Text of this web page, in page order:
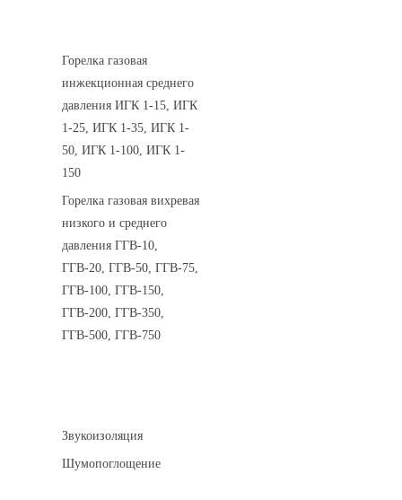
Горелка газовая
инжекционная среднего
давления ИГК 1-15, ИГК
1-25, ИГК 1-35, ИГК 1-
50, ИГК 1-100, ИГК 1-
150
Горелка газовая вихревая
низкого и среднего
давления ГГВ-10,
ГГВ-20, ГГВ-50, ГГВ-75,
ГГВ-100, ГГВ-150,
ГГВ-200, ГГВ-350,
ГГВ-500, ГГВ-750
Звукоизоляция
Шумопоглощение